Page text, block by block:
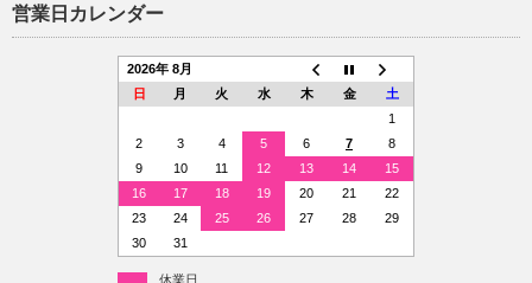
営業日カレンダー
2026年 8月
日
月 火 水 木 金
土
1
2
3 4 5 6 7
8
9
10 11 12 13 14
15
16
17 18 19 20 21
22
23
24 25 26 27 28
29
30
31
休業日